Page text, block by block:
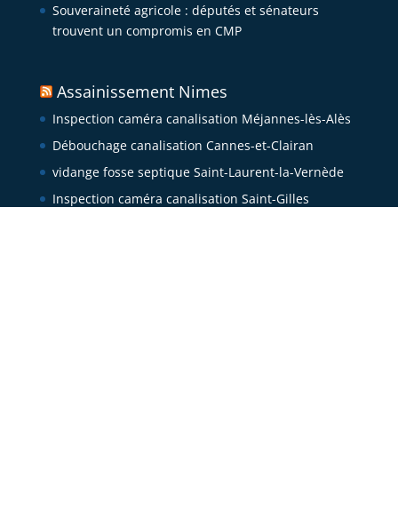
Souveraineté agricole : députés et sénateurs
trouvent un compromis en CMP
Assainissement Nimes
Inspection caméra canalisation Méjannes-lès-Alès
Débouchage canalisation Cannes-et-Clairan
vidange fosse septique Saint-Laurent-la-Vernède
Inspection caméra canalisation Saint-Gilles